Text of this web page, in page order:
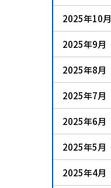
2025年10月
2025年9月
2025年8月
2025年7月
2025年6月
2025年5月
2025年4月